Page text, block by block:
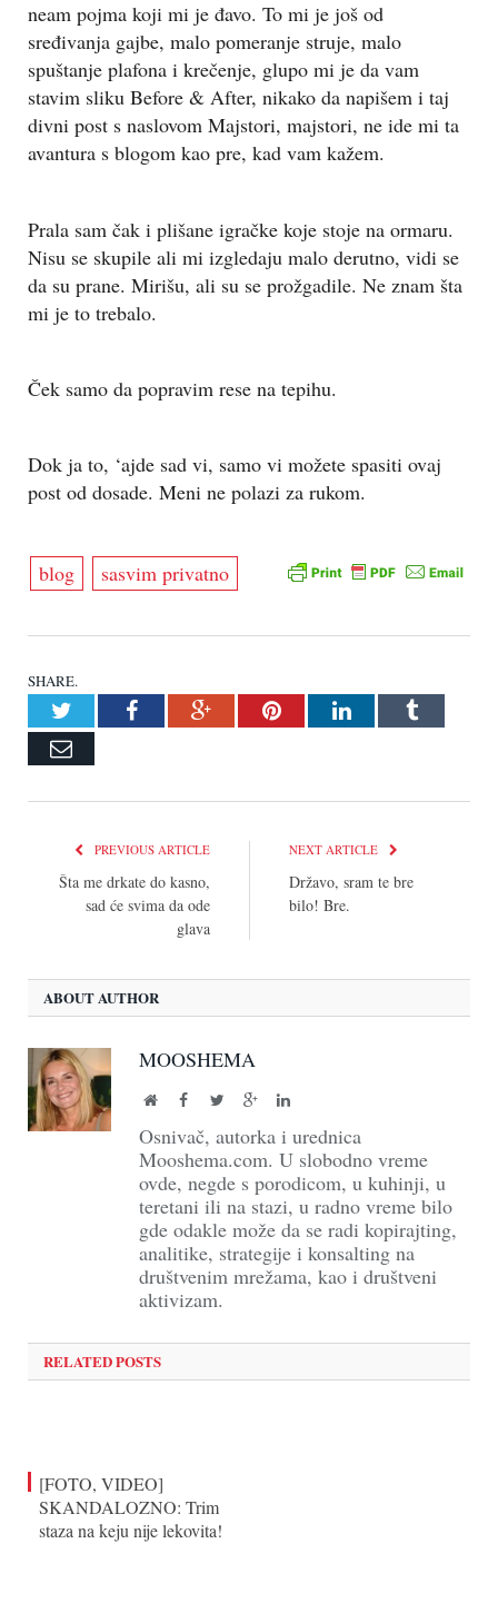
neam pojma koji mi je đavo. To mi je još od
sređivanja gajbe, malo pomeranje struje, malo
spuštanje plafona i krečenje, glupo mi je da vam
stavim sliku Before & After, nikako da napišem i taj
divni post s naslovom Majstori, majstori, ne ide mi ta
avantura s blogom kao pre, kad vam kažem.
Prala sam čak i plišane igračke koje stoje na ormaru.
Nisu se skupile ali mi izgledaju malo derutno, vidi se
da su prane. Mirišu, ali su se prožgadile. Ne znam šta
mi je to trebalo.
Ček samo da popravim rese na tepihu.
Dok ja to, ‘ajde sad vi, samo vi možete spasiti ovaj
post od dosade. Meni ne polazi za rukom.
blog sasvim privatno
SHARE.
TwitterFacebookGoogle+PinterestLinkedInTumblr
Email
PREVIOUS ARTICLE
Šta me drkate do kasno,
sad će svima da ode
glava
NEXT ARTICLE
Državo, sram te bre
bilo! Bre.
ABOUT AUTHOR
MOOSHEMA
WebsiteFacebook
TwitterGoogle+LinkedIn
Osnivač, autorka i urednica
Mooshema.com. U slobodno vreme
ovde, negde s porodicom, u kuhinji, u
teretani ili na stazi, u radno vreme bilo
gde odakle može da se radi kopirajting,
analitike, strategije i konsalting na
društvenim mrežama, kao i društveni
aktivizam.
RELATED POSTS
[FOTO, VIDEO]
SKANDALOZNO: Trim
staza na keju nije lekovita!